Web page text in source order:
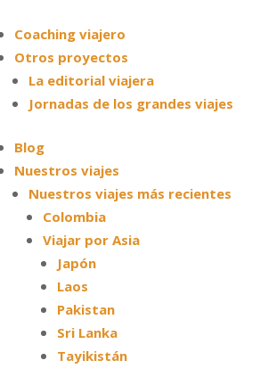
Coaching viajero
Otros proyectos
La editorial viajera
Jornadas de los grandes viajes
Blog
Nuestros viajes
Nuestros viajes más recientes
Colombia
Viajar por Asia
Japón
Laos
Pakistan
Sri Lanka
Tayikistán